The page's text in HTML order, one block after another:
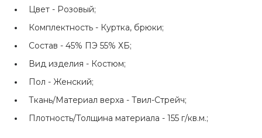
Цвет - Розовый;
Комплектность - Куртка, брюки;
Состав - 45% ПЭ 55% ХБ;
Вид изделия - Костюм;
Пол - Женский;
Ткань/Материал верха - Твил-Стрейч;
Плотность/Толщина материала - 155 г/кв.м.;